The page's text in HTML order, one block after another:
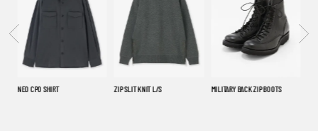
NEO CPO SHIRT ZIP SLIT KNIT L/S MILITARY BACK ZIP BOOTS